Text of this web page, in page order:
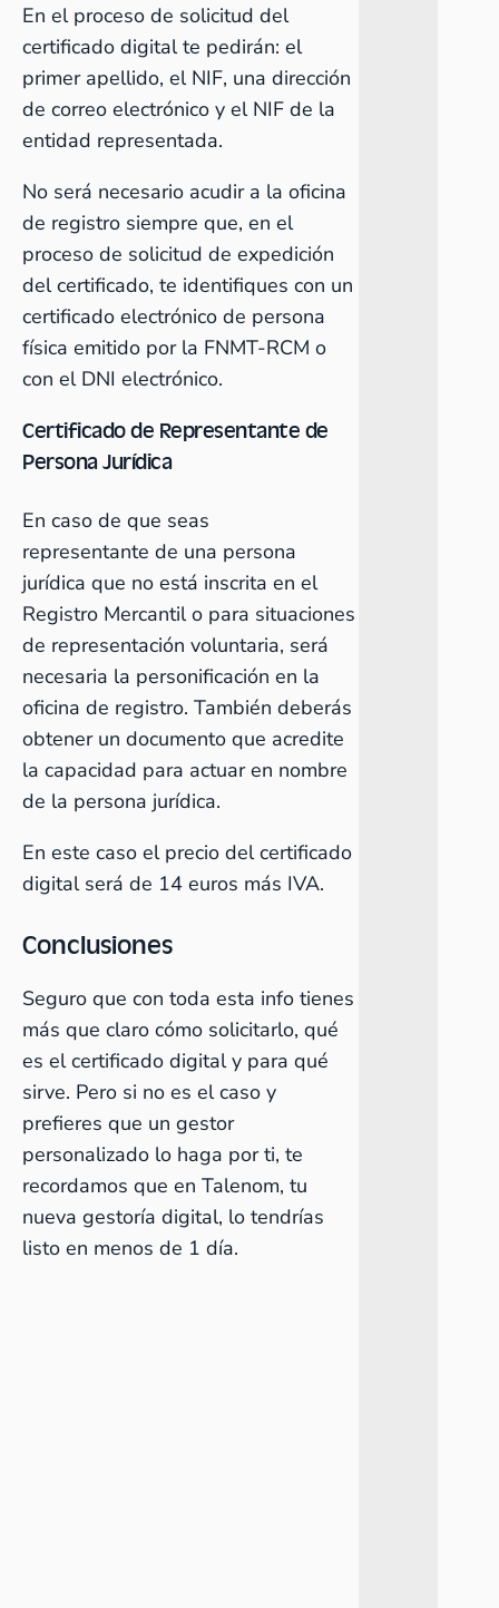
En el proceso de solicitud del
certificado digital te pedirán: el
primer apellido, el NIF, una dirección
de correo electrónico y el NIF de la
entidad representada.
No será necesario acudir a la oficina
de registro siempre que, en el
proceso de solicitud de expedición
del certificado, te identifiques con un
certificado electrónico de persona
física emitido por la FNMT-RCM o
con el DNI electrónico.
Certificado de Representante de
Persona Jurídica
En caso de que seas
representante de una persona
jurídica que no está inscrita en el
Registro Mercantil o para situaciones
de representación voluntaria, será
necesaria la personificación en la
oficina de registro. También deberás
obtener un documento que acredite
la capacidad para actuar en nombre
de la persona jurídica.
En este caso el precio del certificado
digital será de 14 euros más IVA.
Conclusiones
Seguro que con toda esta info tienes
más que claro cómo solicitarlo, qué
es el certificado digital y para qué
sirve. Pero si no es el caso y
prefieres que un gestor
personalizado lo haga por ti, te
recordamos que en Talenom, tu
nueva gestoría digital, lo tendrías
listo en menos de 1 día.